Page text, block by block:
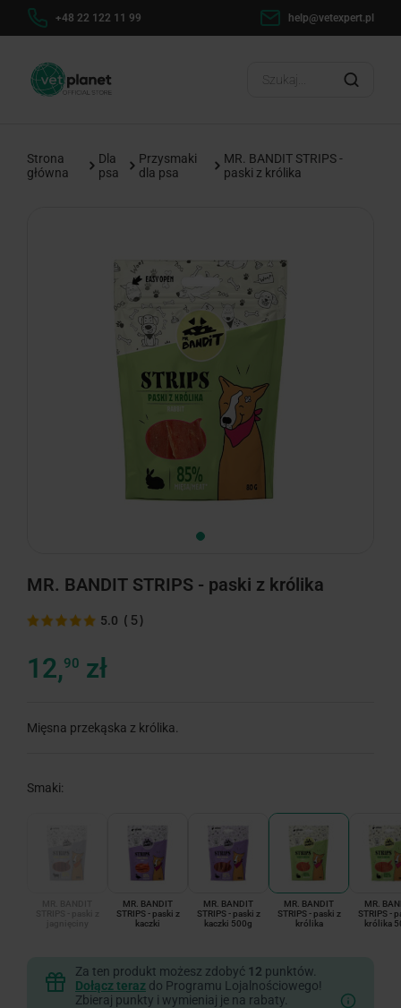
+48 22 122 11 99 help@vetexpert.pl
Strona
główna
Dla
psa
Przysmaki
dla psa
MR. BANDIT STRIPS -
paski z królika
MR. BANDIT STRIPS - paski z królika
5.0 ( 5)
12,90 zł
Mięsna przekąska z królika.
Smaki:
MR. BANDIT
STRIPS - paski z
kaczki
MR. BANDIT
STRIPS - paski z
kaczki 500g
MR. BANDIT
STRIPS - paski z
królika
MR.
STRIPS -
królika
Za ten produkt możesz zdobyć 12 punktów.
Dołącz teraz do Programu Lojalnościowego!
Zbieraj punkty i wymieniaj je na rabaty.